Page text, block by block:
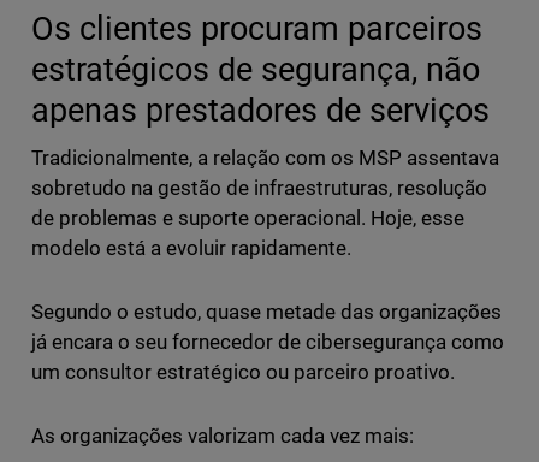
Os clientes procuram parceiros
estratégicos de segurança, não
apenas prestadores de serviços
Tradicionalmente, a relação com os MSP assentava
sobretudo na gestão de infraestruturas, resolução
de problemas e suporte operacional. Hoje, esse
modelo está a evoluir rapidamente.
Segundo o estudo, quase metade das organizações
já encara o seu fornecedor de cibersegurança como
um consultor estratégico ou parceiro proativo.
As organizações valorizam cada vez mais: